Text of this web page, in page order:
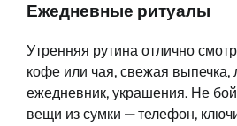
Ежедневные ритуалы
Утренняя рутина отлично
кофе или чая, свежая
ежедневник, украшения. Не
вещи из сумки — телефон,